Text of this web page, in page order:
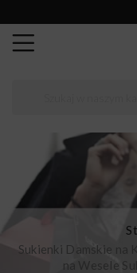
Sukienki Damskie na
na Wesele